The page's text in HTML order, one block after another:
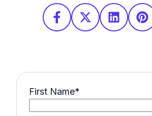
First Name*